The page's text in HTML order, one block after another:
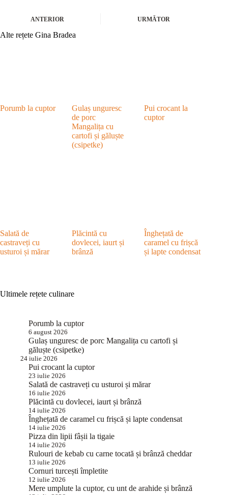
ANTERIOR URMĂTOR
Alte rețete Gina Bradea
Porumb la cuptor
Gulaș unguresc
de porc
Mangalița cu
cartofi și găluște
(csipetke)
Pui crocant la
cuptor
Salată de
castraveți cu
usturoi și mărar
Plăcintă cu
dovlecei, iaurt și
brânză
Înghețată de
caramel cu frișcă
și lapte condensat
Ultimele rețete culinare
Porumb la cuptor
6 august 2026
Gulaș unguresc de porc Mangalița cu cartofi și
găluște (csipetke)
24 iulie 2026
Pui crocant la cuptor
23 iulie 2026
Salată de castraveți cu usturoi și mărar
16 iulie 2026
Plăcintă cu dovlecei, iaurt și brânză
14 iulie 2026
Înghețată de caramel cu frișcă și lapte condensat
14 iulie 2026
Pizza din lipii fâșii la tigaie
14 iulie 2026
Rulouri de kebab cu carne tocată și brânză cheddar
13 iulie 2026
Cornuri turcești împletite
12 iulie 2026
Mere umplute la cuptor, cu unt de arahide și brânză